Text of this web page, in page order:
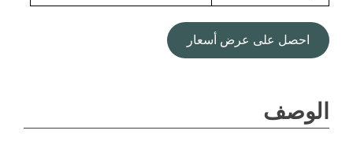
احصل على عرض أسعار
الوصف